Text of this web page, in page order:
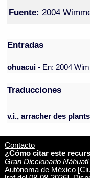
Fuente: 2004
Entradas
ohuacui- En: 2004
Traducciones
v.i., arracher des
Contacto
¿Cómo citar este
Gran Diccionario Náhuatl
Autónoma de México